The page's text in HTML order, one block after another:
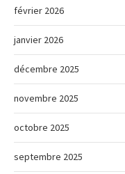
février 2026
janvier 2026
décembre 2025
novembre 2025
octobre 2025
septembre 2025